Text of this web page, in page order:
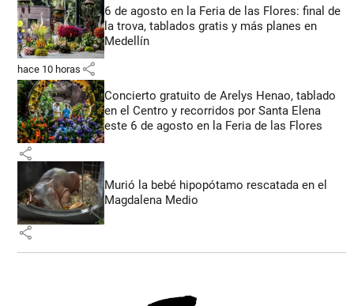
6 de agosto en la Feria de las Flores: final de
la trova, tablados gratis y más planes en
Medellín
hace 10 horas share
Concierto gratuito de Arelys Henao, tablado
en el Centro y recorridos por Santa Elena
este 6 de agosto en la Feria de las Flores
share
Murió la bebé hipopótamo rescatada en el
Magdalena Medio
share